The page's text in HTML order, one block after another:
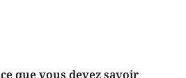
que vous devez savoir